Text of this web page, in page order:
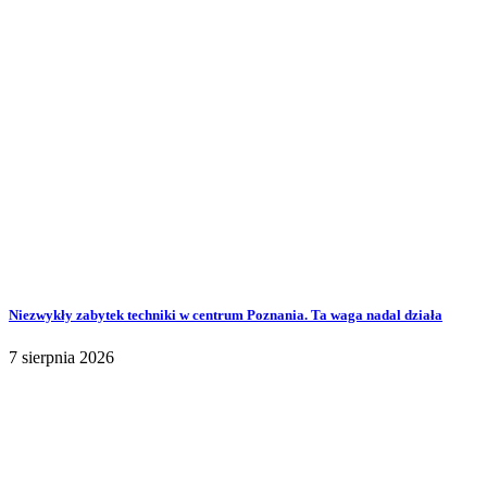
Niezwykły zabytek techniki w centrum Poznania. Ta waga nadal działa
7 sierpnia 2026